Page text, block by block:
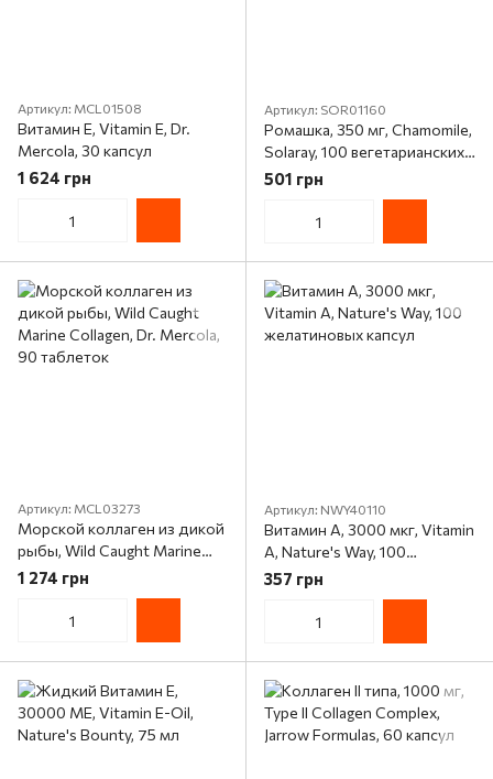
Артикул: MCL01508
Витамин E, Vitamin E, Dr.
Mercola, 30 капсул
1 624 грн
Артикул: SOR01160
Ромашка, 350 мг, Chamomile,
Solaray, 100 вегетарианских
капсул
501 грн
Артикул: MCL03273
Морской коллаген из дикой
рыбы, Wild Caught Marine
Collagen, Dr. Mercola, 90
1 274 грн
Артикул: NWY40110
Витамин А, 3000 мкг, Vitamin
A, Nature's Way, 100
желатиновых капсул
357 грн